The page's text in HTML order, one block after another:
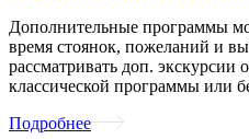
Дополнительные программы
время стоянок, пожеланий и
рассматривать доп. экскурсии
классической программы или
Подробнее